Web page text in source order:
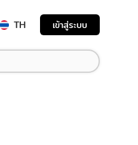
TH เข้าสู่ระบบ